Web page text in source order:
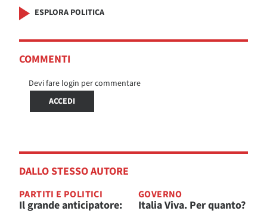
ESPLORA POLITICA
COMMENTI
Devi fare login per commentare
ACCEDI
DALLO STESSO AUTORE
PARTITI E POLITICI
Il grande anticipatore:
GOVERNO
Italia Viva. Per quanto?